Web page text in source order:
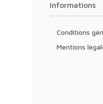
Informations
Conditions
Mentions